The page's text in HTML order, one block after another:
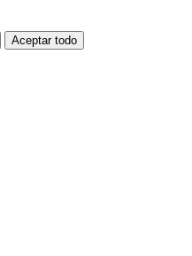
Aceptar todo